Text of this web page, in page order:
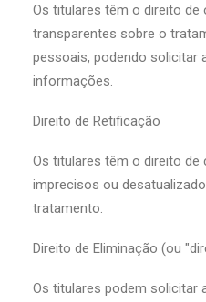
Os titulares têm o direito
transparentes sobre o
pessoais, podendo solicitar
informações.
Direito de Retificação
Os titulares têm o direito de
imprecisos ou
tratamento.
Direito de Eliminação (ou
Os titulares podem solicitar